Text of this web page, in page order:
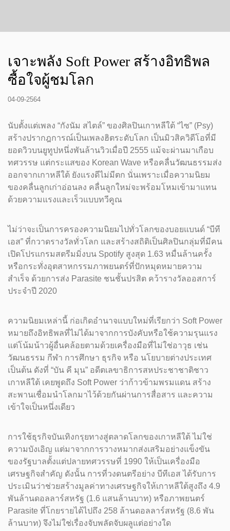
เจาะพลัง Soft Power สร้างอิทธิพล
ซื้อใจผู้ชมโลก
04-09-2564
นับตั้งแต่เพลง “กังนัม สไตล์” ของศิลปินเกาหลีใต้ “ไซ” (Psy)
สร้างปรากฎการณ์เป็นเพลงฮิตระดับโลก เป็นมิวสิควิดีโอที่มี
ยอดวิวบนยูทูปหนึ่งพันล้านวิวเมื่อปี 2555 แม้จะผ่านมาเกือบ
ทศวรรษ แต่กระแสของ Korean Wave หรือคลื่นวัฒนธรรมส่ง
ออกจากเกาหลีใต้ ยังแรงดีไม่มีตก นั่นเพราะเมื่อความนิยม
ของคลื่นลูกเก่าอ่อนลง คลื่นลูกใหม่จะพร้อมโหมเข้ามาแทน
ด้วยความแรงและเร็วแบบทวีคูณ
ไม่ว่าจะเป็นการครองความนิยมไปทั่วโลกของบอยแบนด์ “บีที
เอส” ที่กวาดรางวัลทั่วโลก และสร้างสถิติเป็นศิลปินกลุ่มที่มีคน
เปิดโปรแกรมสตรีมมิ่งบน Spotify สูงสุด 1.63 หมื่นล้านครั้ง
หรือกระทั่งอุตสาหกรรมภาพยนตร์ที่ปักหมุดหมายความ
สำเร็จ ด้วยการส่ง Parasite ชนชั้นปรสิต คว้ารางวัลออสการ์
ประจำปี 2020
ความนิยมเหล่านี้ ก่อเกิดอำนาจแบบใหม่ที่เรียกว่า Soft Power
หมายถึงอิทธิพลที่ไม่ได้มาจากการบังคับหรือใช้ความรุนแรง
แต่โน้มน้าวผู้อื่นคล้อยตามด้วยเครื่องมือที่ไม่ใช่อาวุธ เช่น
วัฒนธรรม กีฬา การศึกษา ธุรกิจ หรือ นโยบายต่างประเทศ
เป็นต้น ดังที่ “บัน คี มุน” อดีตเลขาธิการสหประชาชาติชาว
เกาหลีใต้ เคยพูดถึง Soft Power ว่าก้าวข้ามพรมแดน สร้าง
สะพานเชื่อมนำโลกมาไว้ด้วยกันผ่านการสื่อสาร และความ
เข้าใจเป็นหนึ่งเดียว
การใช้ธุรกิจบันเทิงกรุยทางสู่ตลาดโลกของเกาหลีใต้ ไม่ใช่
ความบังเอิญ แต่มาจากการวางหมากส่งเสริมอย่างแข็งขัน
ของรัฐบาลตั้งแต่ปลายทศวรรษที่ 1990 ให้เป็นเครื่องมือ
เศรษฐกิจสำคัญ ดังนั้น การที่วงดนตรีอย่าง บีทีเอส ได้รับการ
ประเมินว่าช่วยสร้างมูลค่าทางเศรษฐกิจให้เกาหลีใต้สูงถึง 4.9
พันล้านดอลลาร์สหรัฐ (1.6 แสนล้านบาท) หรือภาพยนตร์
Parasite ที่โกยรายได้ไปถึง 258 ล้านดอลลาร์สหรัฐ (8.6 พัน
ล้านบาท) จึงไม่ใช่เรื่องจับพลัดจับผลูแต่อย่างใด